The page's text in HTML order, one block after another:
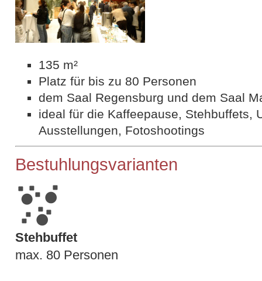
135 m²
Platz für bis zu 80 Personen
dem Saal Regensburg und dem Saal
ideal für die Kaffeepause, Stehbuffets,
Ausstellungen, Fotoshootings
Bestuhlungsvarianten
Stehbuffet
max. 80 Personen